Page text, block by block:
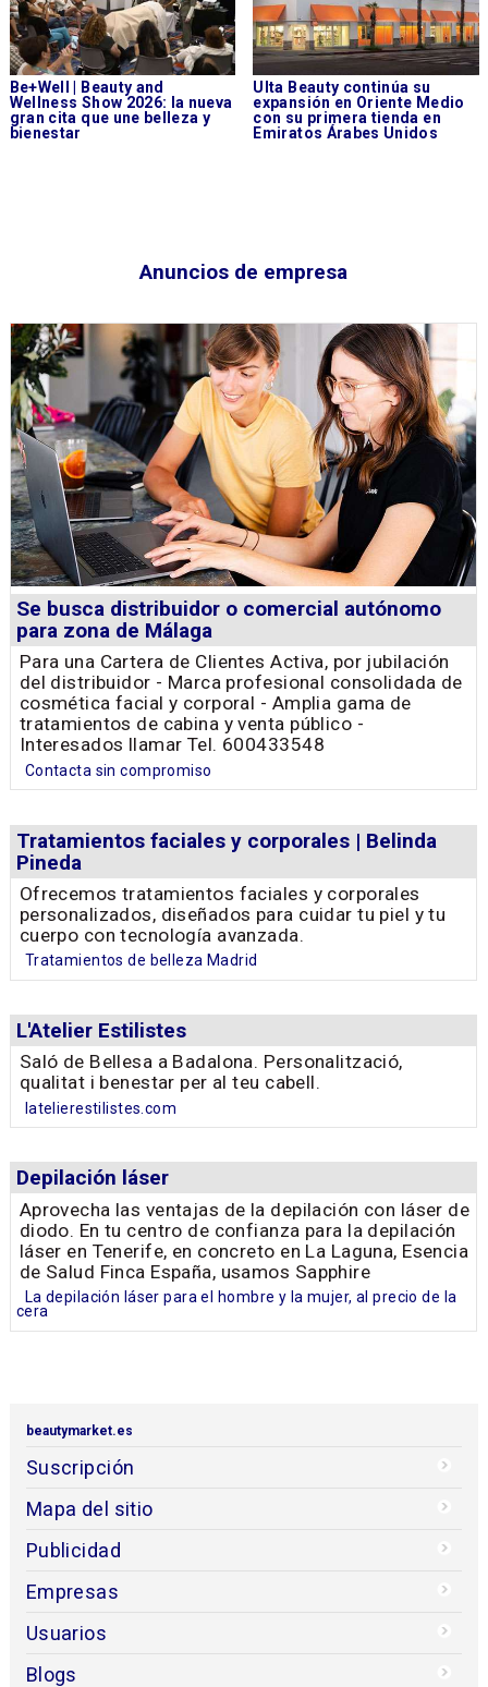
Be+Well | Beauty and
Wellness Show 2026: la nueva
gran cita que une belleza y
bienestar
Ulta Beauty continúa su
expansión en Oriente Medio
con su primera tienda en
Emiratos Árabes Unidos
Anuncios de empresa
Se busca distribuidor o comercial autónomo
para zona de Málaga
Para una Cartera de Clientes Activa, por jubilación
del distribuidor - Marca profesional consolidada de
cosmética facial y corporal - Amplia gama de
tratamientos de cabina y venta público -
Interesados llamar Tel. 600433548
Contacta sin compromiso
Tratamientos faciales y corporales | Belinda
Pineda
Ofrecemos tratamientos faciales y corporales
personalizados, diseñados para cuidar tu piel y tu
cuerpo con tecnología avanzada.
Tratamientos de belleza Madrid
L'Atelier Estilistes
Saló de Bellesa a Badalona. Personalització,
qualitat i benestar per al teu cabell.
latelierestilistes.com
Depilación láser
Aprovecha las ventajas de la depilación con láser de
diodo. En tu centro de confianza para la depilación
láser en Tenerife, en concreto en La Laguna, Esencia
de Salud Finca España, usamos Sapphire
La depilación láser para el hombre y la mujer, al precio de la
cera
beautymarket.es
Suscripción
Mapa del sitio
Publicidad
Empresas
Usuarios
Blogs